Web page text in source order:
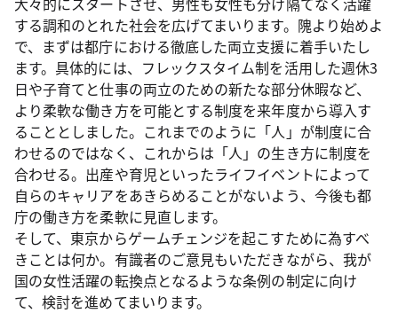
する調和のとれた社会を広げてまいります。隗より始めよ
で、まずは都庁における徹底した両立支援に着手いたし
ます。具体的には、フレックスタイム制を活用した週休3
日や子育てと仕事の両立のための新たな部分休暇など、
より柔軟な働き方を可能とする制度を来年度から導入す
ることとしました。これまでのように「人」が制度に合
わせるのではなく、これからは「人」の生き方に制度を
合わせる。出産や育児といったライフイベントによって
自らのキャリアをあきらめることがないよう、今後も都
庁の働き方を柔軟に見直します。
そして、東京からゲームチェンジを起こすために為すべ
きことは何か。有識者のご意見もいただきながら、我が
国の女性活躍の転換点となるような条例の制定に向け
て、検討を進めてまいります。